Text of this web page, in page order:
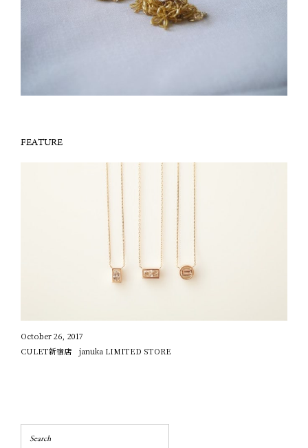
FEATURE
October 26, 2017
CULET新宿店 januka LIMITED STORE